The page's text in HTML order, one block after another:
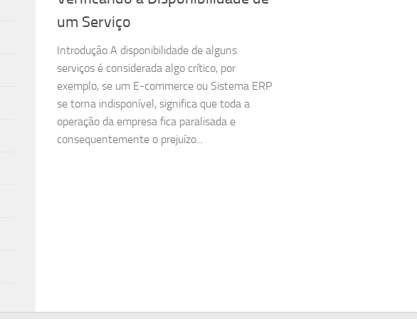
um Serviço
Introdução A disponibilidade de alguns
serviços é considerada algo crítico, por
exemplo, se um E-commerce ou Sistema ERP
se torna indisponível, significa que toda a
operação da empresa fica paralisada e
consequentemente o prejuízo...